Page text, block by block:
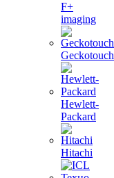
F+
imaging
Geckotouch
Hewlett-
Packard
Hitachi